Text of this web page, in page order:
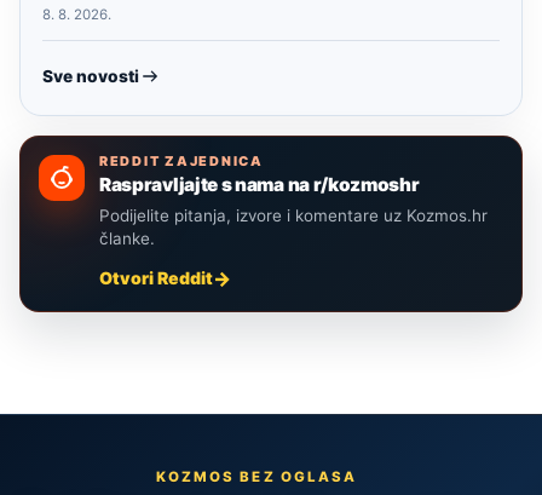
8. 8. 2026.
Sve novosti
REDDIT ZAJEDNICA
Raspravljajte s nama na r/kozmoshr
Podijelite pitanja, izvore i komentare uz Kozmos.hr
članke.
Otvori Reddit
KOZMOS BEZ OGLASA